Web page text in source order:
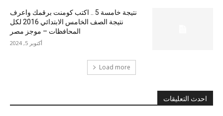
نتيجة خامسة 5 .. اكتب كومنت برقمك واعرف
نتيجة الصف الخامس الابتدائي 2016 لكل
المحافظات – موجز مصر
أكتوبر 5, 2024
Load more
احدث التعليقات